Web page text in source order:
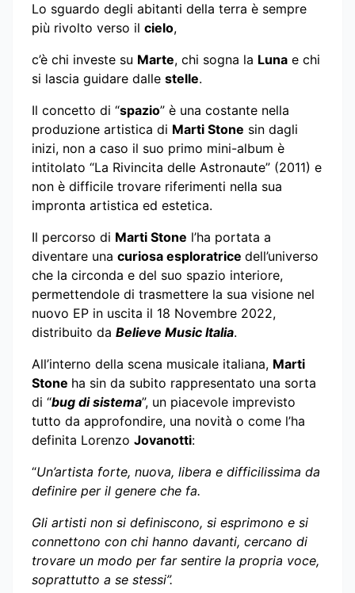
Lo sguardo degli abitanti della terra è sempre
più rivolto verso il cielo,
c’è chi investe su Marte, chi sogna la Luna e chi
si lascia guidare dalle stelle.
Il concetto di “spazio” è una costante nella
produzione artistica di Marti Stone sin dagli
inizi, non a caso il suo primo mini-album è
intitolato “La Rivincita delle Astronaute” (2011) e
non è difficile trovare riferimenti nella sua
impronta artistica ed estetica.
Il percorso di Marti Stone l’ha portata a
diventare una curiosa esploratrice dell’universo
che la circonda e del suo spazio interiore,
permettendole di trasmettere la sua visione nel
nuovo EP in uscita il 18 Novembre 2022,
distribuito da Believe Music Italia.
All’interno della scena musicale italiana, Marti
Stone ha sin da subito rappresentato una sorta
di “bug di sistema”, un piacevole imprevisto
tutto da approfondire, una novità o come l’ha
definita Lorenzo Jovanotti:
“Un’artista forte, nuova, libera e difficilissima da
definire per il genere che fa.
Gli artisti non si definiscono, si esprimono e si
connettono con chi hanno davanti, cercano di
trovare un modo per far sentire la propria voce,
soprattutto a se stessi”.